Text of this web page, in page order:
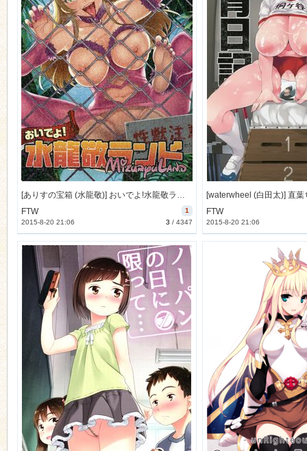
[ありすの宝箱 (水龍敬)] おいでよ!水龍敬ランド the2ndDay (オリジナル) [35M]
1
FTW
3 / 4347
2015-8-20 21:06
FTW
2015-8-20 21:06